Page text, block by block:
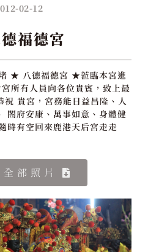
02-12
福德宮
★ 八德福德宮 ★蒞臨本宮進
所有人員向各位貴賓，致上最
貴宮，宮務能日益昌隆、人
閤府安康、萬事如意、身體健
時有空回來鹿港天后宮走走
全部照片